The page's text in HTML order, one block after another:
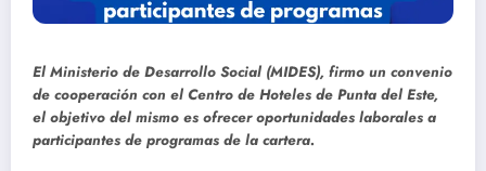
El Ministerio de Desarrollo Social (MIDES), firmo un convenio
de cooperación con el Centro de Hoteles de Punta del Este,
el objetivo del mismo es ofrecer oportunidades laborales a
participantes de programas de la cartera.